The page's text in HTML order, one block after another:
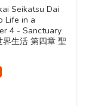
Seikatsu Dai
Life in a
4 - Sanctuary
生活 第四章 聖